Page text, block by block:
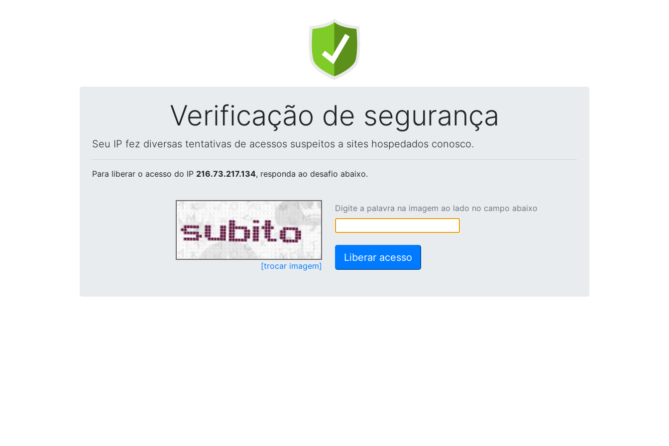
Verificação de segurança
Seu IP fez diversas tentativas de acessos suspeitos a sites hospedados conosco.
Para liberar o acesso do IP 216.73.217.134, responda ao desafio abaixo.
[trocar imagem]
Digite a palavra na imagem ao lado no campo abaixo